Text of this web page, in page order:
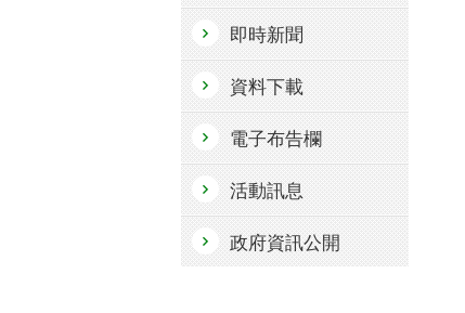
即時新聞
資料下載
電子布告欄
活動訊息
政府資訊公開